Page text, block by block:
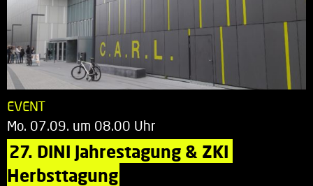
EVENT
Mo. 07.09. um 08.00 Uhr
27. DINI Jahrestagung & ZKI
Herbsttagung